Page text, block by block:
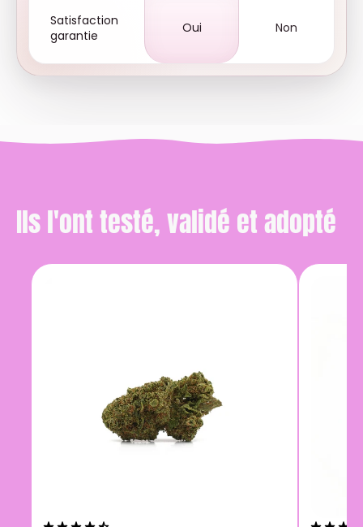
Satisfaction
garantie
Oui Non
Ils l'ont testé, validé et adopté